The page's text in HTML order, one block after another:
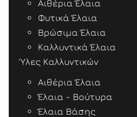
Αιθέρια Έλαια
Φυτικά Έλαια
Βρώσιμα Έλαια
Καλλυντικά Έλαια
Ύλες Καλλυντικών
Αιθέρια Έλαια
Έλαια - Βούτυρα
Έλαια Βάσης